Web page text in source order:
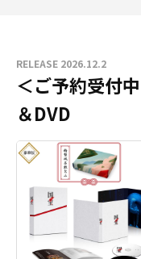
RELEASE 2026.12.2
＜ご予約受付
＆DVD